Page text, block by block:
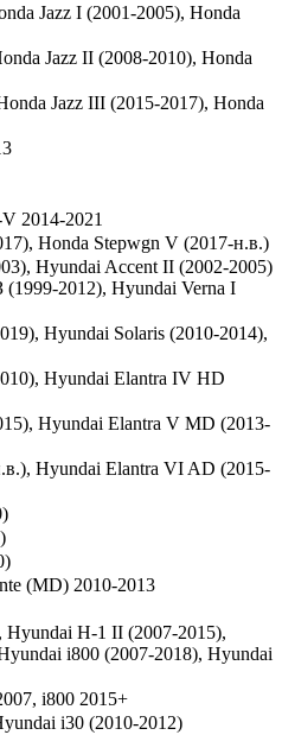
Jazz I (2001-2005), Honda
Jazz II (2008-2010), Honda
Jazz III (2015-2017), Honda
2014-2021
Honda Stepwgn V (2017-н.в.)
Hyundai Accent II (2002-2005)
2012), Hyundai Verna I
Hyundai Solaris (2010-2014),
Hyundai Elantra IV HD
Hyundai Elantra V MD (2013-
Hyundai Elantra VI AD (2015-
(MD) 2010-2013
H-1 II (2007-2015),
i800 (2007-2018), Hyundai
i800 2015+
i30 (2010-2012)